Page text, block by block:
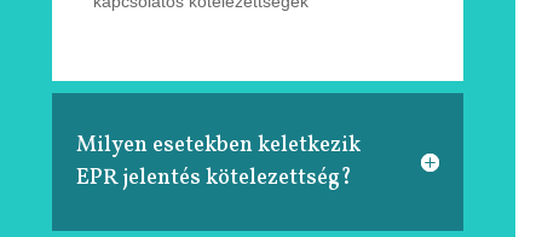
Milyen esetekben keletkezik
EPR jelentés kötelezettség?